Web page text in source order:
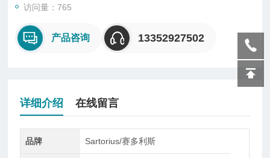
访问量：765
产品咨询 13352927502
详细介绍 在线留言
品牌 Sartorius/赛多利斯